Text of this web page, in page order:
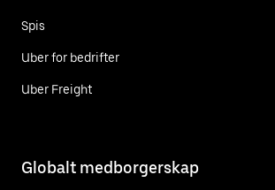
Spis
Uber for bedrifter
Uber Freight
Globalt medborgerskap